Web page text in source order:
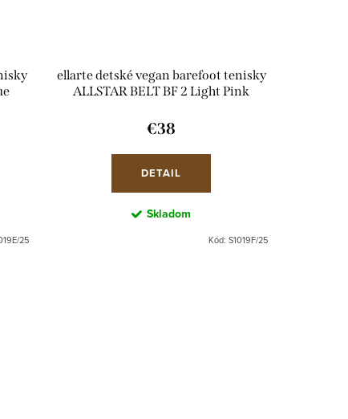
25
ellarte detské vegan barefoot tenisky
ALLSTAR BELT BF 2 Light Pink
€38
DETAIL
Skladom
Kód: S1019F/25